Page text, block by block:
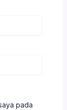
pada